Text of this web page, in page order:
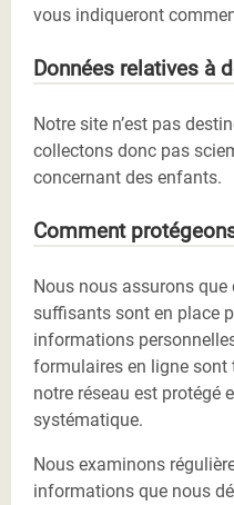
vous indiqueront
Données relatives à
Notre site n’est pas
collectons donc pas
concernant des enfants.
Comment
Nous nous assurons
suffisants sont en place
informations
formulaires en ligne sont
notre réseau est protégé
systématique.
Nous examinons
informations que nous